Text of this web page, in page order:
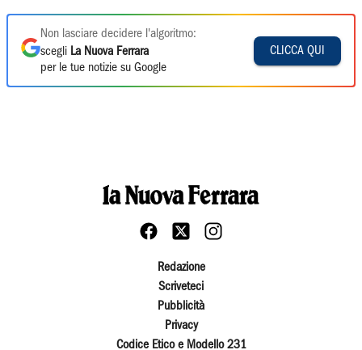
Non lasciare decidere l'algoritmo:
scegli La Nuova Ferrara
per le tue notizie su Google
CLICCA QUI
Redazione
Scriveteci
Pubblicità
Privacy
Codice Etico e Modello 231